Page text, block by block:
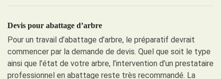
Devis pour abattage d’arbre
Pour un travail d’abattage d’arbre, le préparatif devrait
commencer par la demande de devis. Quel que soit le type
ainsi que l’état de votre arbre, l’intervention d’un prestataire
professionnel en abattage reste très recommandé. La